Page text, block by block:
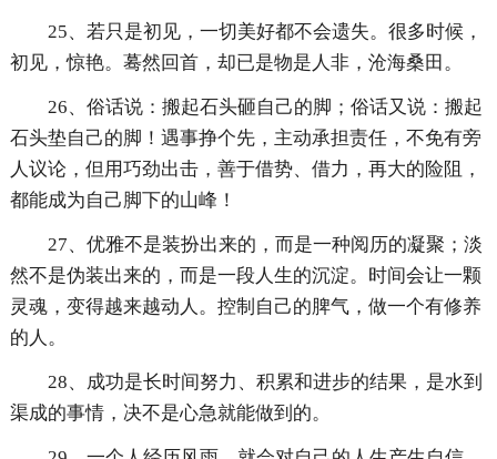
25、若只是初见，一切美好都不会遗失。很多时候，
初见，惊艳。蓦然回首，却已是物是人非，沧海桑田。
26、俗话说：搬起石头砸自己的脚；俗话又说：搬起
石头垫自己的脚！遇事挣个先，主动承担责任，不免有旁
人议论，但用巧劲出击，善于借势、借力，再大的险阻，
都能成为自己脚下的山峰！
27、优雅不是装扮出来的，而是一种阅历的凝聚；淡
然不是伪装出来的，而是一段人生的沉淀。时间会让一颗
灵魂，变得越来越动人。控制自己的脾气，做一个有修养
的人。
28、成功是长时间努力、积累和进步的结果，是水到
渠成的事情，决不是心急就能做到的。